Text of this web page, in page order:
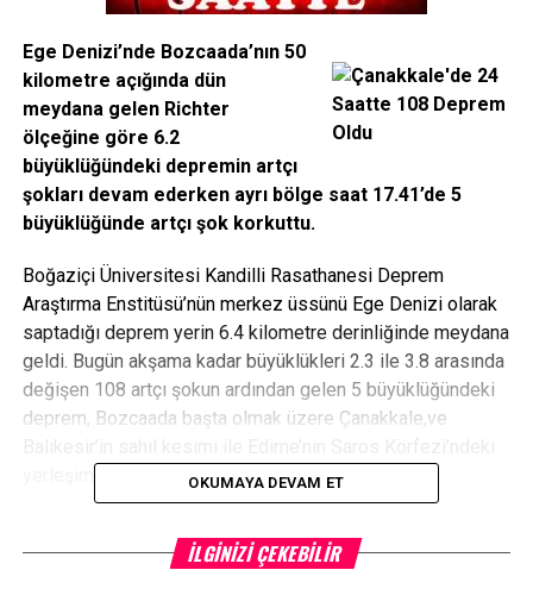
Ege Denizi’nde Bozcaada’nın 50
kilometre açığında dün
meydana gelen Richter
ölçeğine göre 6.2
büyüklüğündeki depremin artçı
şokları devam ederken ayrı bölge saat 17.41’de 5
büyüklüğünde artçı şok korkuttu.
Boğaziçi Üniversitesi Kandilli Rasathanesi Deprem
Araştırma Enstitüsü’nün merkez üssünü Ege Denizi olarak
saptadığı deprem yerin 6.4 kilometre derinliğinde meydana
geldi. Bugün akşama kadar büyüklükleri 2.3 ile 3.8 arasında
değişen 108 artçı şokun ardından gelen 5 büyüklüğündeki
deprem, Bozcaada başta olmak üzere Çanakkale,ve
yerleşim merkezlerinde hissedildi.
OKUMAYA DEVAM ET
İLGINIZI ÇEKEBILIR